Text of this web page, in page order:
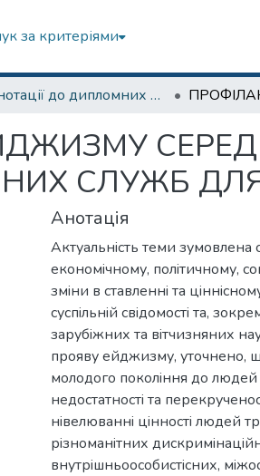
за критеріями
Анотації до дипломних робіт
СЛУЖБ
Анотація
Актуальнiсть теми
економiчному, полiтичному,
змiни в ставленнi та
суспiльнiй свiдомостi та,
зарубiжних та вiтчизняних
прояву ейджизму, уточнено,
молодого поколiння до людей
недостатностi та
нiвелюваннi цiнностi людей
рiзноманiтних
внутрiшньоособистiсних,